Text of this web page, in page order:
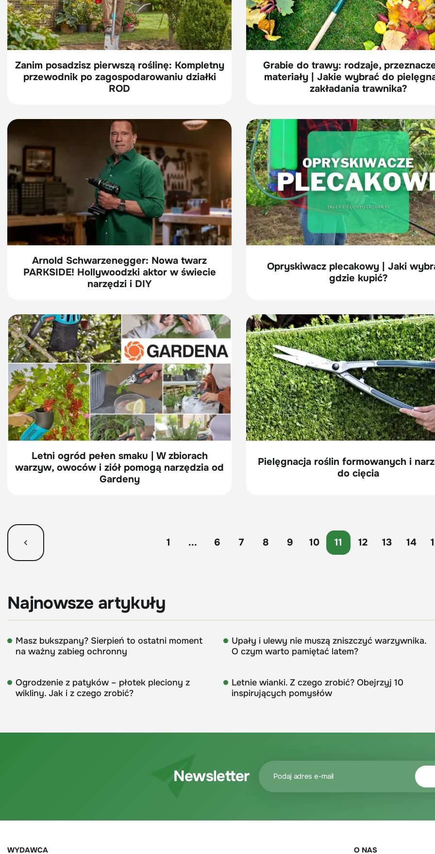
Zanim posadzisz pierwszą roślinę: Kompletny
przewodnik po zagospodarowaniu działki
ROD
Grabie do trawy: rodzaje,
materiały | Jakie wybrać do
zakładania trawnika?
Arnold Schwarzenegger: Nowa twarz
PARKSIDE! Hollywoodzki aktor w świecie
narzędzi i DIY
Opryskiwacz plecakowy | Jaki
gdzie kupić?
Letni ogród pełen smaku | W zbiorach
warzyw, owoców i ziół pomogą narzędzia od
Gardeny
Pielęgnacja roślin formowanych i
do cięcia
1 ... 6 7 8 9 10 11 12 13 14
Najnowsze artykuły
Masz bukszpany? Sierpień to ostatni moment
na ważny zabieg ochronny
Upały i ulewy nie muszą zniszczyć warzywnika.
O czym warto pamiętać latem?
Ogrodzenie z patyków – płotek pleciony z
wikliny. Jak i z czego zrobić?
Letnie wianki. Z czego zrobić? Obejrzyj 10
inspirujących pomysłów
Newsletter
WYDAWCA O NAS